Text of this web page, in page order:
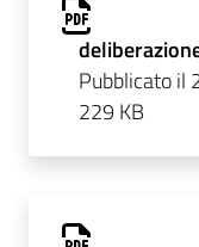
Pubblicato
229 KB